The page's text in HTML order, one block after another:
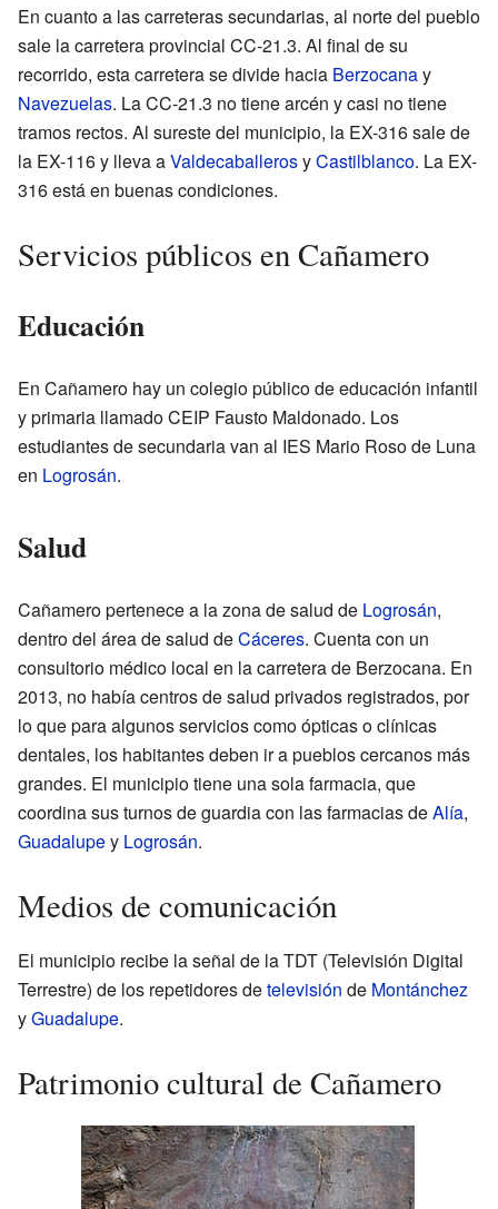
En cuanto a las carreteras secundarias, al norte del pueblo
sale la carretera provincial CC-21.3. Al final de su
recorrido, esta carretera se divide hacia Berzocanay
Navezuelas. La CC-21.3 no tiene arcén y casi no tiene
tramos rectos. Al sureste del municipio, la EX-316 sale de
la EX-116 y lleva aValdecaballerosyCastilblanco. La EX-
316 está en buenas condiciones.
Servicios públicos en Cañamero
Educación
En Cañamero hay un colegio público de educación infantil
y primaria llamado CEIP Fausto Maldonado. Los
estudiantes de secundaria van al IES Mario Roso de Luna
en Logrosán.
Salud
Cañamero pertenece a la zona de salud de Logrosán,
dentro del área de salud deCáceres. Cuenta con un
consultorio médico local en la carretera de Berzocana. En
2013, no había centros de salud privados registrados, por
lo que para algunos servicios como ópticas o clínicas
dentales, los habitantes deben ir a pueblos cercanos más
grandes. El municipio tiene una sola farmacia, que
coordina sus turnos de guardia con las farmacias deAlía,
Guadalupey Logrosán.
Medios de comunicación
El municipio recibe la señal de la TDT (Televisión Digital
Terrestre) de los repetidores detelevisión de Montánchez
yGuadalupe.
Patrimonio cultural de Cañamero